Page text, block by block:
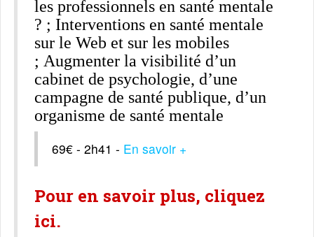
les professionnels en santé mentale
? ; Interventions en santé mentale
sur le Web et sur les mobiles
; Augmenter la visibilité d’un
cabinet de psychologie, d’une
campagne de santé publique, d’un
organisme de santé mentale
69€ - 2h41 - En savoir +
Pour en savoir plus, cliquez
ici.